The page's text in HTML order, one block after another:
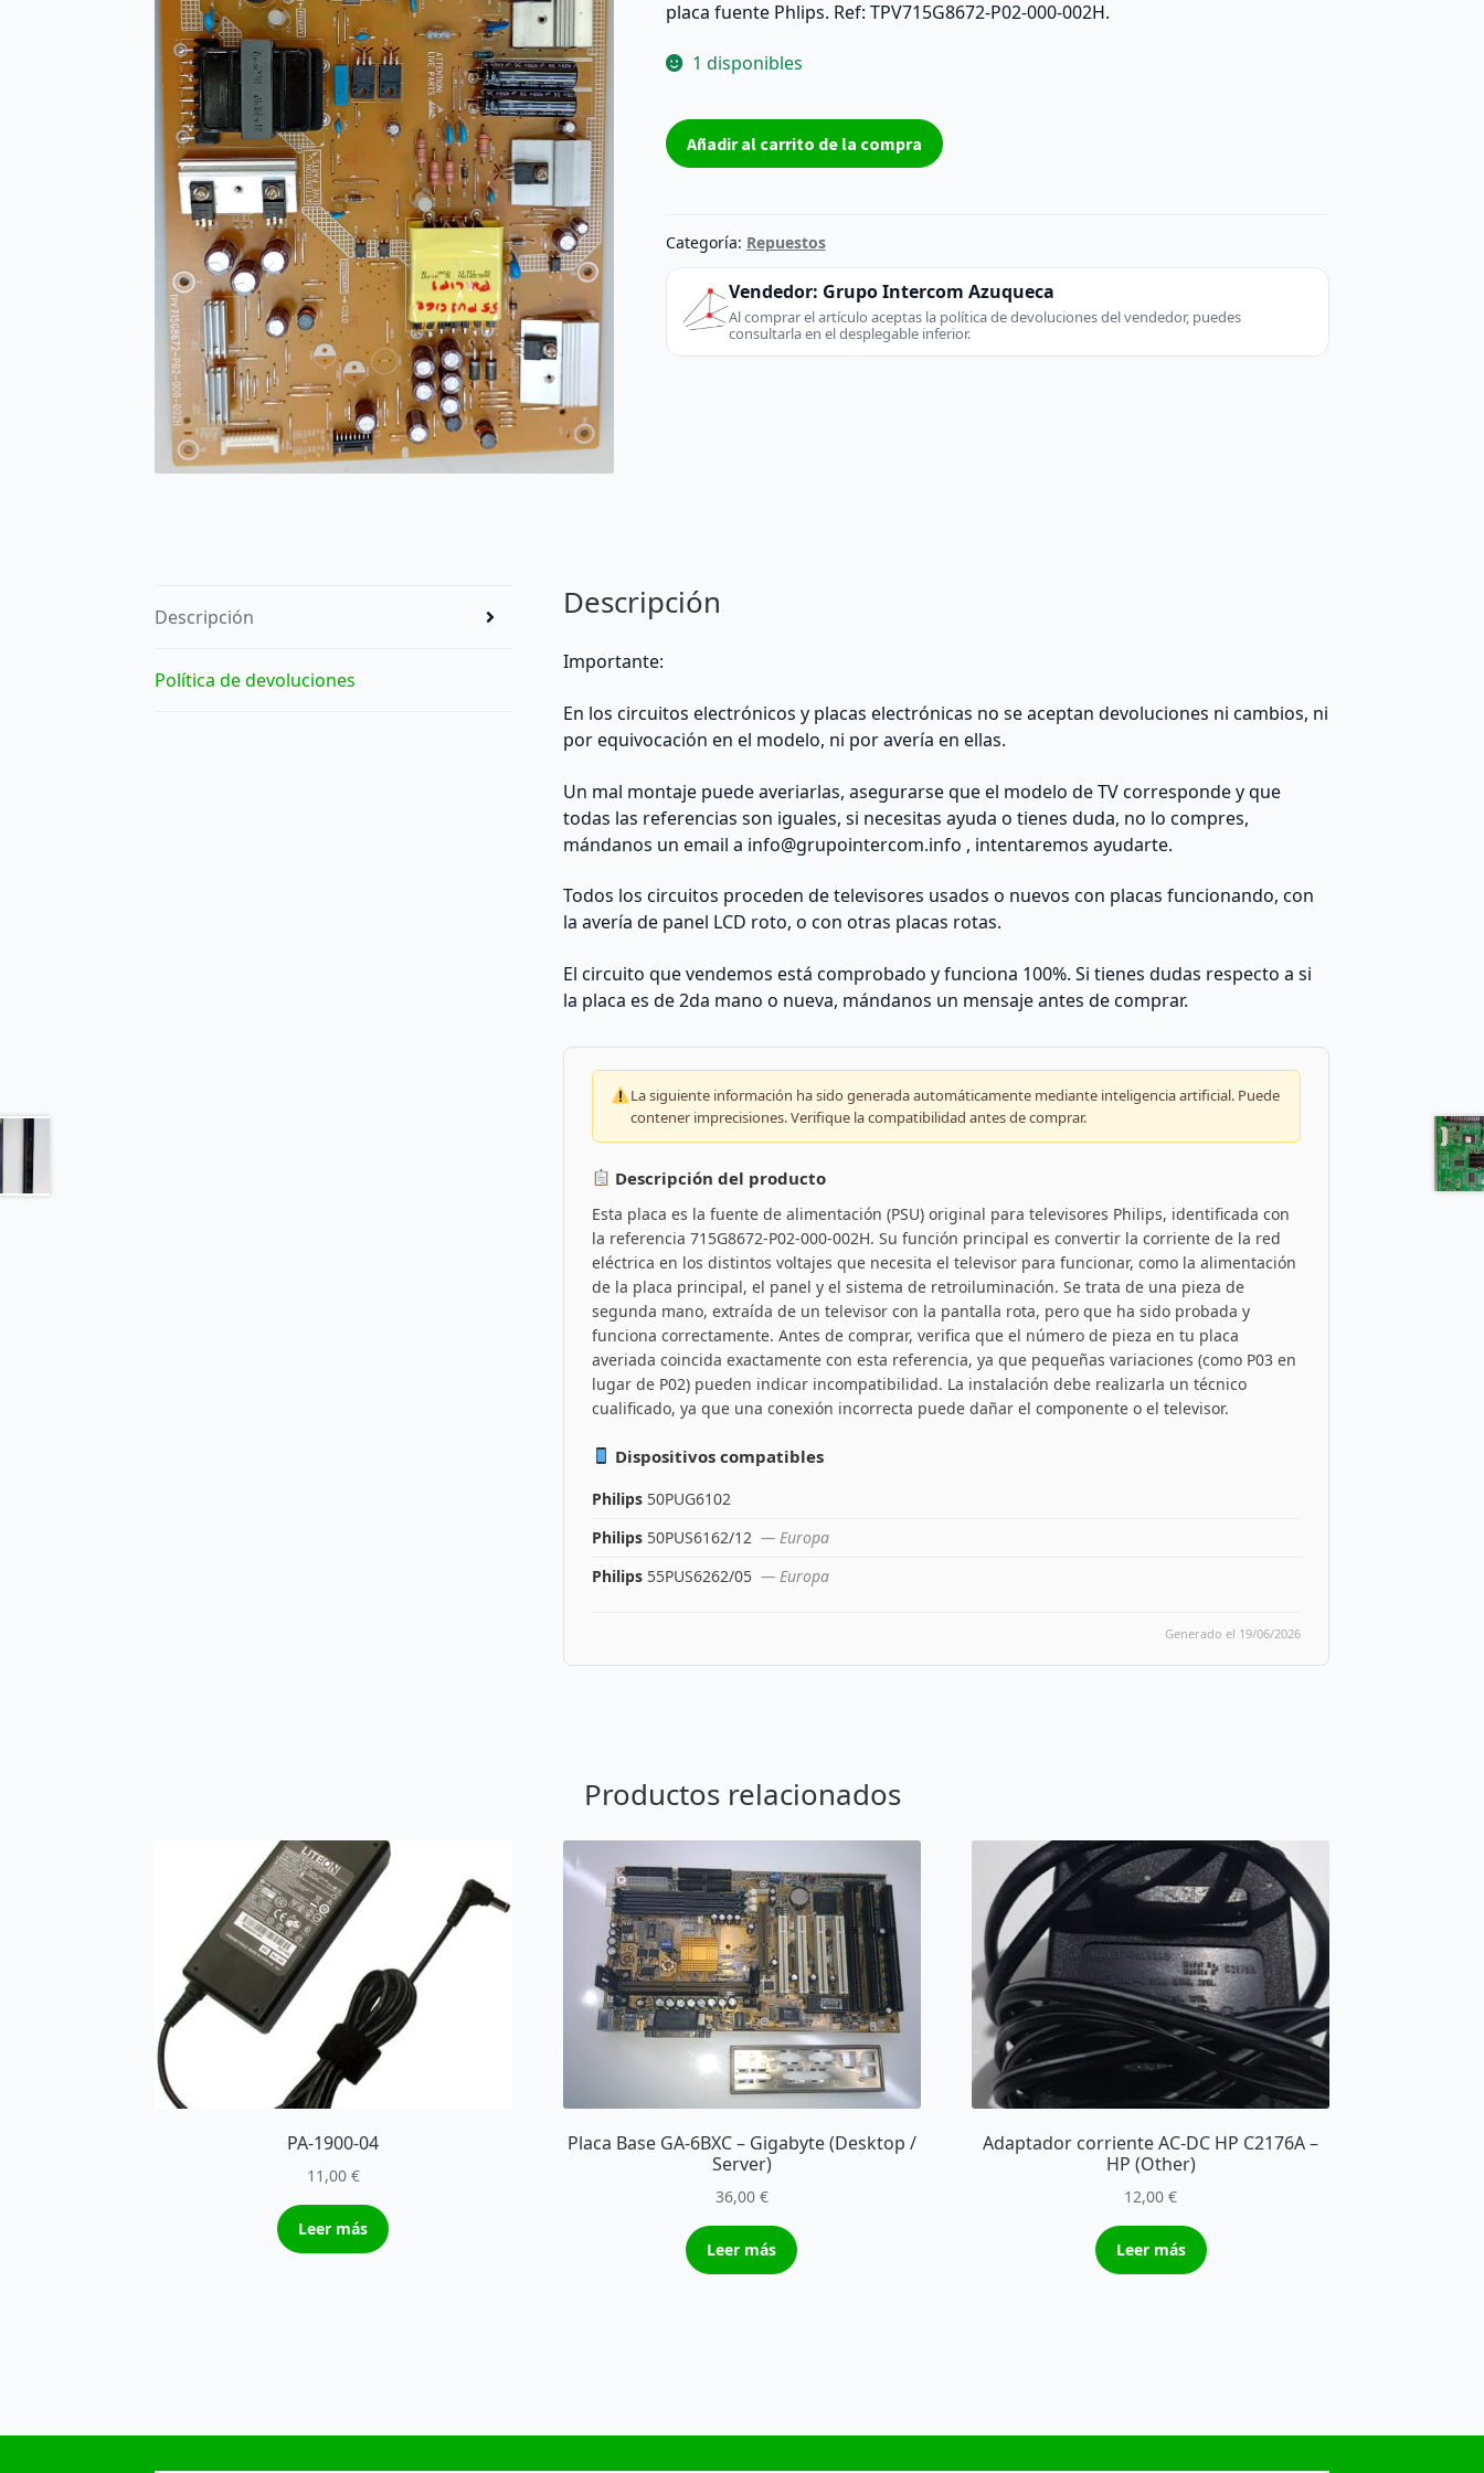
placa fuente Phlips. Ref: TPV715G8672-P02-000-002H.
1 disponibles
placa
fuente
000-
002H
Phlips
(TV
Añadir al carrito de la compra
Categoría: Repuestos
Vendedor: Grupo Intercom Azuqueca
Al comprar el artículo aceptas la política de devoluciones del vendedor, puedes
consultarla en el desplegable inferior.
Descripción
Política de devoluciones
Descripción
Importante:
En los circuitos electrónicos y placas electrónicas no se aceptan devoluciones ni cambios, ni
por equivocación en el modelo, ni por avería en ellas.
Un mal montaje puede averiarlas, asegurarse que el modelo de TV corresponde y que
todas las referencias son iguales, si necesitas ayuda o tienes duda, no lo compres,
mándanos un email a info@grupointercom.info , intentaremos ayudarte.
Todos los circuitos proceden de televisores usados o nuevos con placas funcionando, con
la avería de panel LCD roto, o con otras placas rotas.
El circuito que vendemos está comprobado y funciona 100%. Si tienes dudas respecto a si
la placa es de 2da mano o nueva, mándanos un mensaje antes de comprar.
La siguiente información ha sido generada automáticamente mediante inteligencia artificial. Puede
contener imprecisiones. Verifique la compatibilidad antes de comprar.
Descripción del producto
Esta placa es la fuente de alimentación (PSU) original para televisores Philips, identificada con
la referencia 715G8672-P02-000-002H. Su función principal es convertir la corriente de la red
eléctrica en los distintos voltajes que necesita el televisor para funcionar, como la alimentación
de la placa principal, el panel y el sistema de retroiluminación. Se trata de una pieza de
segunda mano, extraída de un televisor con la pantalla rota, pero que ha sido probada y
funciona correctamente. Antes de comprar, verifica que el número de pieza en tu placa
averiada coincida exactamente con esta referencia, ya que pequeñas variaciones (como P03 en
lugar de P02) pueden indicar incompatibilidad. La instalación debe realizarla un técnico
cualificado, ya que una conexión incorrecta puede dañar el componente o el televisor.
Dispositivos compatibles
Philips 50PUG6102
Philips 50PUS6162/12 — Europa
Philips 55PUS6262/05 — Europa
Generado el 19/06/2026
Productos relacionados
PA-1900-04
11,00 €
Leer más
Placa Base GA-6BXC – Gigabyte (Desktop /
Server)
36,00 €
Leer más
Adaptador corriente AC-DC HP C2176A –
HP (Other)
12,00€
Leer más